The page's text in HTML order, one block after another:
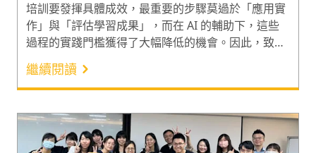
培訓要發揮具體成效，最重要的步驟莫過於「應用實
作」與「評估學習成果」，而在 AI 的輔助下，這些
過程的實踐門檻獲得了大幅降低的機會。因此，致力
於運用數位工具提高學習品質與效率的言果學習，10
月 16 日於 IEAT 會議中心舉辦 AI 教練與評鑑系統的
產品發佈會。當天現場體驗過的 HR，有近 9 成的人
希望申請服務的測試帳號。究竟這項 AI 產品能為
2025 年的培訓帶來哪些幫助？HR 對它又抱有怎樣的
想法與期待？一起一探究竟吧！
繼續閱讀